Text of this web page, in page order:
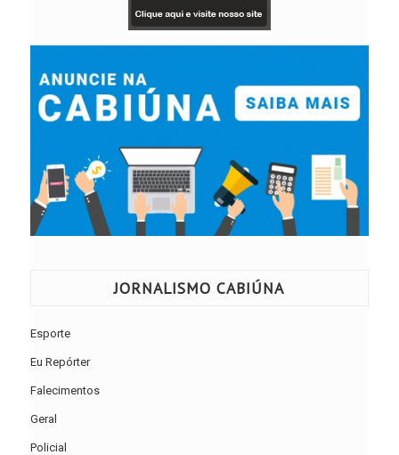
JORNALISMO CABIÚNA
Esporte
Eu Repórter
Falecimentos
Geral
Policial